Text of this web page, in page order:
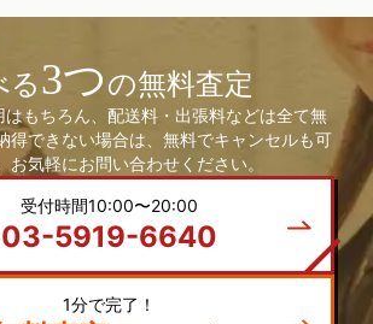
る3つの無料査定
もちろん、配送料・出張料などは全て無
得できない場合は、無料でキャンセルも可
お気軽にお問い合わせください。
受付時間10:00〜20:00
03-5919-6640
1分で完了！